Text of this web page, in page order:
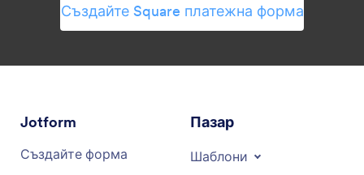
Създайте Square платежна форма
Jotform
Създайте форма
Пазар
Шаблони